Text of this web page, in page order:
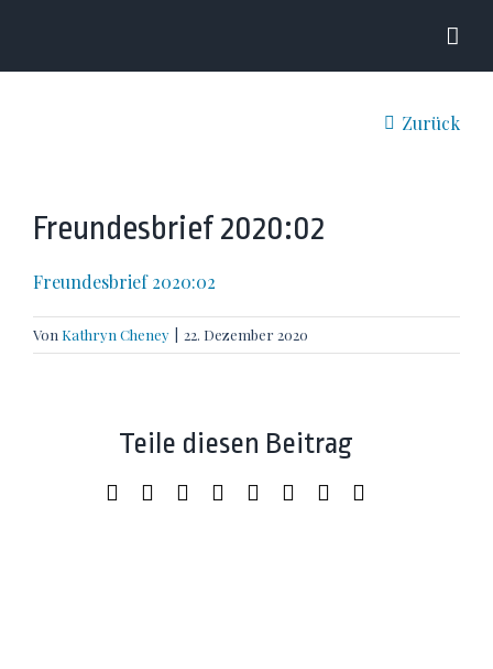
Zurück
Freundesbrief 2020:02
Freundesbrief 2020:02
Von Kathryn Cheney 22. Dezember 2020
Teile diesen Beitrag
Facebook LinkedInWhatsApp
TumblrPinterest
Xing